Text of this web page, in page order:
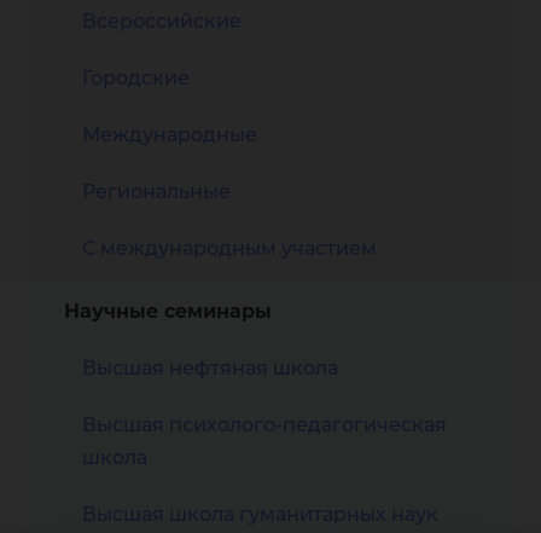
Научные семинары
Высшая школа гуманитарных наук